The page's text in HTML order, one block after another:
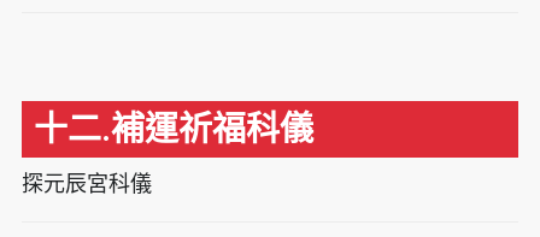
十二.補運祈福科儀
探元辰宮科儀